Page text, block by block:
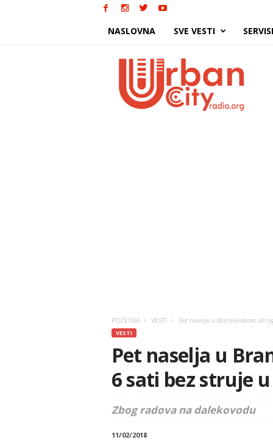
NASLOVNA SVE VESTI
POČETNA VESTI Pet naselja u Braničevskom
VESTI
Pet naselja u
6 sati bez struje
Zbog radova na dalekovodu
11/02/2018